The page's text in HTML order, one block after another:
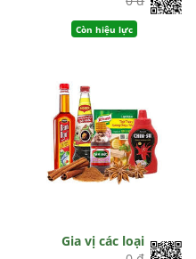
Còn hiệu lực
Gia vị các loại